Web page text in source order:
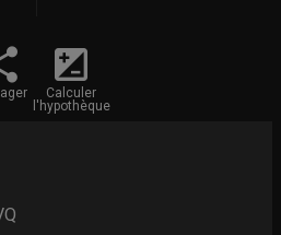
iso
Calculer
l'hypothèque